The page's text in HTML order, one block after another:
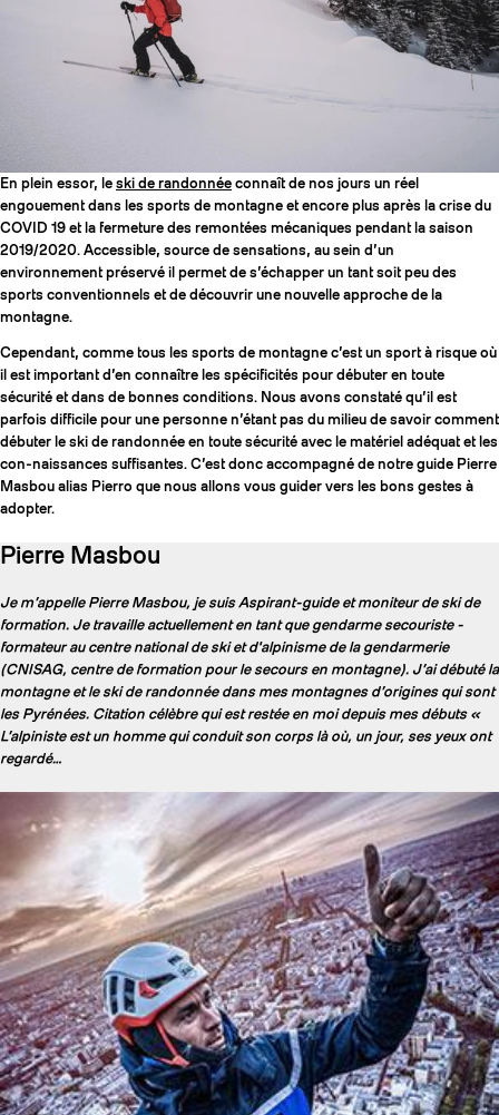
SLAP 92
UBAC 102
BÂTONS
COUTEAUX
En plein essor, le ski de randonnée connaît de nos jours un réel
engouement dans les sports de montagne et encore plus après la crise du
COVID 19 et la fermeture des remontées mécaniques pendant la saison
2019/2020. Accessible, source de sensations, au sein d’un
environnement préservé il permet de s’échapper un tant soit peu des
sports conventionnels et de découvrir une nouvelle approche de la
montagne.
Cependant, comme tous les sports de montagne c’est un sport à risque où
il est important d’en connaître les spécificités pour débuter en toute
sécurité et dans de bonnes conditions. Nous avons constaté qu’il est
parfois difficile pour une personne n’étant pas du milieu de savoir comment
débuter le ski de randonnée en toute sécurité avec le matériel adéquat et les
con-naissances suffisantes. C’est donc accompagné de notre guide Pierre
Masbou alias Pierro que nous allons vous guider vers les bons gestes à
adopter.
Pierre Masbou
Je m’appelle Pierre Masbou, je suis Aspirant-guide et moniteur de ski de
formation. Je travaille actuellement en tant que gendarme secouriste -
formateur au centre national de ski et d'alpinisme de la gendarmerie
(CNISAG, centre de formation pour le secours en montagne). J’ai débuté la
montagne et le ski de randonnée dans mes montagnes d’origines qui sont
les Pyrénées. Citation célèbre qui est restée en moi depuis mes débuts «
L’alpiniste est un homme qui conduit son corps là où, un jour, ses yeux ont
regardé…